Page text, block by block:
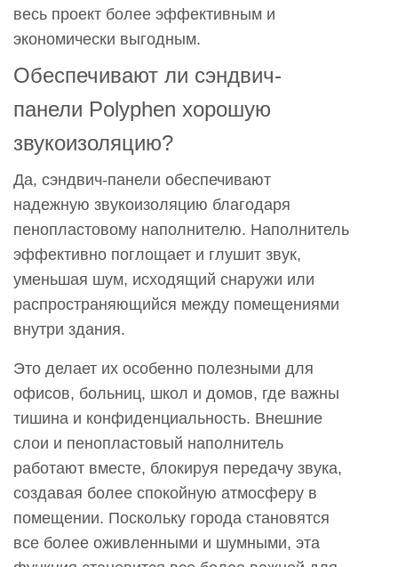
весь проект более эффективным и
экономически выгодным.
Обеспечивают ли сэндвич-
панели Polyphen хорошую
звукоизоляцию?
Да, сэндвич-панели обеспечивают
надежную звукоизоляцию благодаря
пенопластовому наполнителю. Наполнитель
эффективно поглощает и глушит звук,
уменьшая шум, исходящий снаружи или
распространяющийся между помещениями
внутри здания.
Это делает их особенно полезными для
офисов, больниц, школ и домов, где важны
тишина и конфиденциальность. Внешние
слои и пенопластовый наполнитель
работают вместе, блокируя передачу звука,
создавая более спокойную атмосферу в
помещении. Поскольку города становятся
все более оживленными и шумными, эта